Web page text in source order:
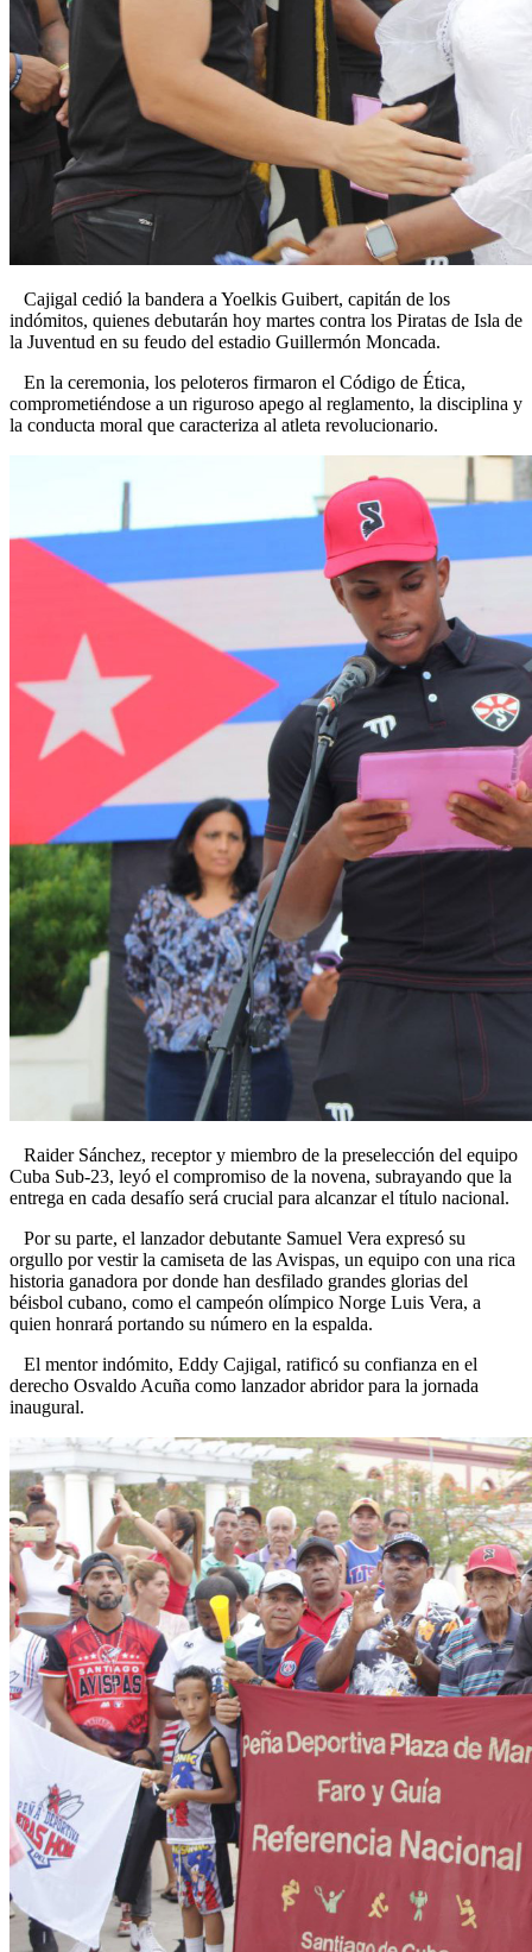
Cajigal cedió la bandera a Yoelkis Guibert, capitán de los
indómitos, quienes debutarán hoy martes contra los Piratas de Isla de
la Juventud en su feudo del estadio Guillermón Moncada.
En la ceremonia, los peloteros firmaron el Código de Ética,
comprometiéndose a un riguroso apego al reglamento, la disciplina y
la conducta moral que caracteriza al atleta revolucionario.
Raider Sánchez, receptor y miembro de la preselección del equipo
Cuba Sub-23, leyó el compromiso de la novena, subrayando que la
entrega en cada desafío será crucial para alcanzar el título nacional.
Por su parte, el lanzador debutante Samuel Vera expresó su
orgullo por vestir la camiseta de las Avispas, un equipo con una rica
historia ganadora por donde han desfilado grandes glorias del
béisbol cubano, como el campeón olímpico Norge Luis Vera, a
quien honrará portando su número en la espalda.
El mentor indómito, Eddy Cajigal, ratificó su confianza en el
derecho Osvaldo Acuña como lanzador abridor para la jornada
inaugural.